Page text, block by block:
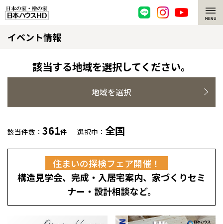
脱炭素・檜の家
環境にやさしい、脱炭素社会の住宅
耐震構造
高耐久住宅
高断熱・高気密の家
エネルギー自給自足
選ばれる理由
檜の魅力 トップ
檜と日本人
1000年を超えて生きる檜
知られざる檜の効果・作用
注文住宅
グレートステージ
リフォーム トップ
イベント情報
該当する地域を選択してください。
地域を選択
該当件数： 361件 選択中： 全国
住まいの探検フェア開催！
構造見学会、完成・入居宅案内、家づくりセミ
ナー・設計相談など。